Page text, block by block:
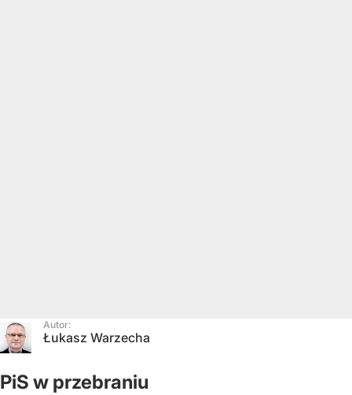
Autor:
Łukasz Warzecha
PiS w przebraniu